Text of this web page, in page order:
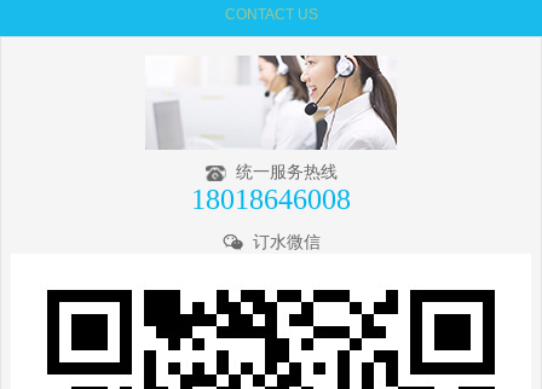
CONTACT US
统一服务热线
18018646008
订水微信